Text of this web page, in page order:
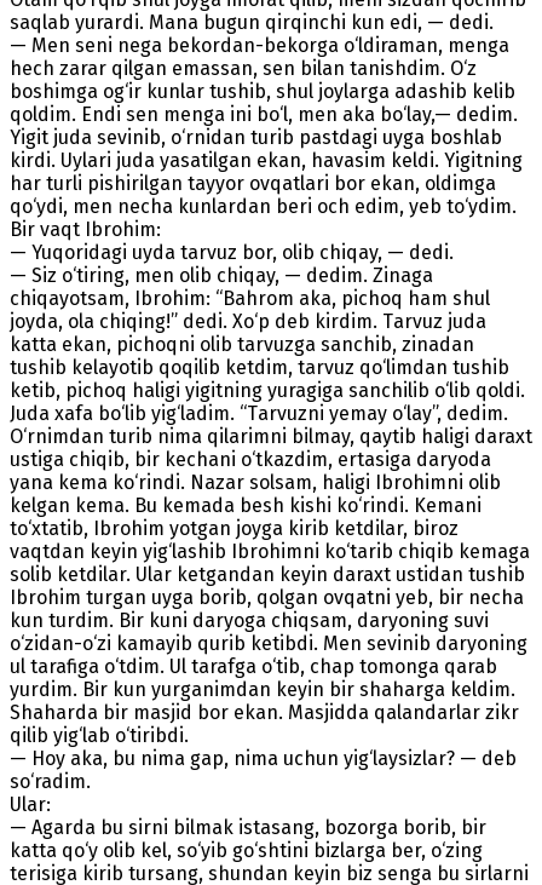
saqlab yurardi. Mana bugun qirqinchi kun edi, — dedi.
— Men seni nega bekordan-bekorga o‘ldiraman, menga
hech zarar qilgan emassan, sen bilan tanishdim. O‘z
boshimga og‘ir kunlar tushib, shul joylarga adashib kelib
qoldim. Endi sen menga ini bo‘l, men aka bo‘lay,— dedim.
Yigit juda sevinib, o‘rnidan turib pastdagi uyga boshlab
kirdi. Uylari juda yasatilgan ekan, havasim keldi. Yigitning
har turli pishirilgan tayyor ovqatlari bor ekan, oldimga
qo‘ydi, men necha kunlardan beri och edim, yeb to‘ydim.
Bir vaqt Ibrohim:
— Yuqoridagi uyda tarvuz bor, olib chiqay, — dedi.
— Siz o‘tiring, men olib chiqay, — dedim. Zinaga
chiqayotsam, Ibrohim: “Bahrom aka, pichoq ham shul
joyda, ola chiqing!” dedi. Xo‘p deb kirdim. Тarvuz juda
katta ekan, pichoqni olib tarvuzga sanchib, zinadan
tushib kelayotib qoqilib ketdim, tarvuz qo‘limdan tushib
ketib, pichoq haligi yigitning yuragiga sanchilib o‘lib qoldi.
Juda xafa bo‘lib yig‘ladim. “Тarvuzni yemay o‘lay”, dedim.
O‘rnimdan turib nima qilarimni bilmay, qaytib haligi daraxt
ustiga chiqib, bir kechani o‘tkazdim, ertasiga daryoda
yana kema ko‘rindi. Nazar solsam, haligi Ibrohimni olib
kelgan kema. Bu kemada besh kishi ko‘rindi. Kemani
to‘xtatib, Ibrohim yotgan joyga kirib ketdilar, biroz
vaqtdan keyin yig‘lashib Ibrohimni ko‘tarib chiqib kemaga
solib ketdilar. Ular ketgandan keyin daraxt ustidan tushib
Ibrohim turgan uyga borib, qolgan ovqatni yeb, bir necha
kun turdim. Bir kuni daryoga chiqsam, daryoning suvi
o‘zidan-o‘zi kamayib qurib ketibdi. Men sevinib daryoning
ul tarafiga o‘tdim. Ul tarafga o‘tib, chap tomonga qarab
yurdim. Bir kun yurganimdan keyin bir shaharga keldim.
Shaharda bir masjid bor ekan. Masjidda qalandarlar zikr
qilib yig‘lab o‘tiribdi.
— Hoy aka, bu nima gap, nima uchun yig‘laysizlar? — deb
so‘radim.
Ular:
— Agarda bu sirni bilmak istasang, bozorga borib, bir
katta qo‘y olib kel, so‘yib go‘shtini bizlarga ber, o‘zing
terisiga kirib tursang, shundan keyin biz senga bu sirlarni